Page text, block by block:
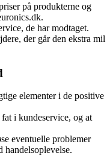
på produkterne og
de har modtaget.
der går den ekstra mil
elementer i de positive
i kundeservice, og at
eventuelle problemer
handelsoplevelse.